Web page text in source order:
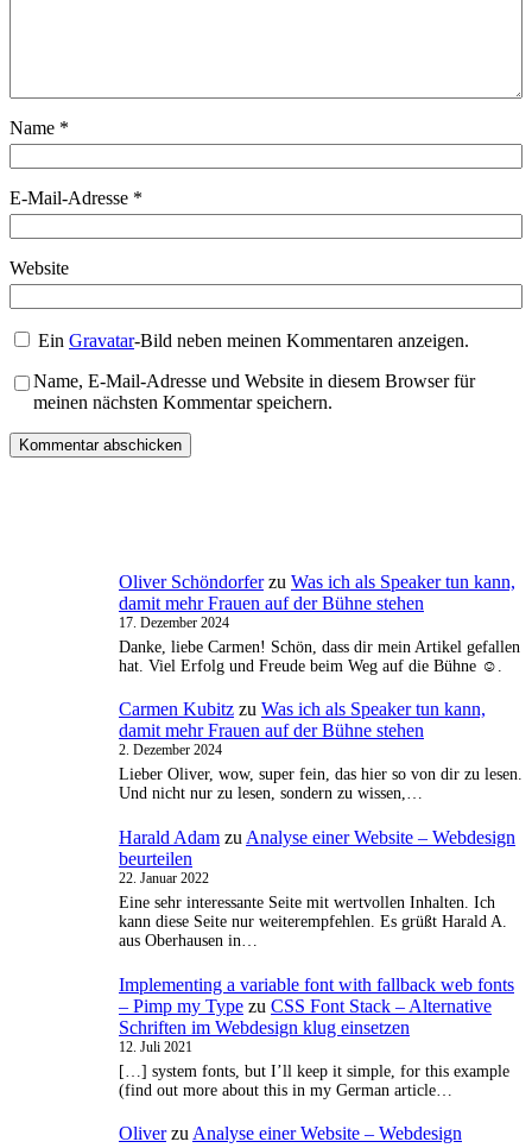
Name *
E-Mail-Adresse *
Website
EinGravatar-Bild neben meinen Kommentaren anzeigen.
Name, E-Mail-Adresse und Website in diesem Browser für
meinen nächsten Kommentar speichern.
Oliver Schöndorferzu Was ich als Speaker tun kann,
damit mehr Frauen auf der Bühne stehen
17. Dezember 2024
Danke, liebe Carmen! Schön, dass dir mein Artikel gefallen
hat. Viel Erfolg und Freude beim Weg auf die Bühne ☺️.
Carmen Kubitz zu Was ich als Speaker tun kann,
damit mehr Frauen auf der Bühne stehen
2. Dezember 2024
Lieber Oliver, wow, super fein, das hier so von dir zu lesen.
Und nicht nur zu lesen, sondern zu wissen,…
Harald Adam zu Analyse einer Website – Webdesign
beurteilen
22. Januar 2022
Eine sehr interessante Seite mit wertvollen Inhalten. Ich
kann diese Seite nur weiterempfehlen. Es grüßt Harald A.
aus Oberhausen in…
Implementing a variable font with fallback web fonts
– Pimp my Type zu CSS Font Stack – Alternative
Schriften im Webdesign klug einsetzen
12. Juli 2021
[…] system fonts, but I’ll keep it simple, for this example
(find out more about this in my German article…
Oliverzu Analyse einer Website – Webdesign